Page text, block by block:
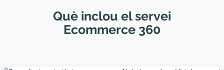
Què inclou el servei
Ecommerce 360